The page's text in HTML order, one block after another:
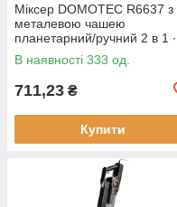
Міксер DOMOTEC R6637 з
металевою чашею
планетарний/ручний 2 в 1 ∙
Червоний/білий/
помаранчевий
В наявності 333 од.
711,23 ₴
Купити